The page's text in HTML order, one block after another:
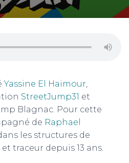
Yassine El Haimour,
StreetJump31 et
Blagnac. Pour cette
de Raphael
les structures de
traceur depuis 13 ans.